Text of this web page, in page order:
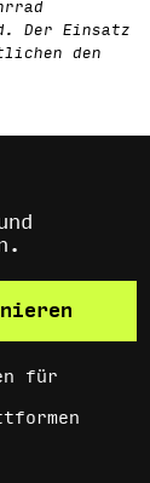
Der Einsatz
den
für